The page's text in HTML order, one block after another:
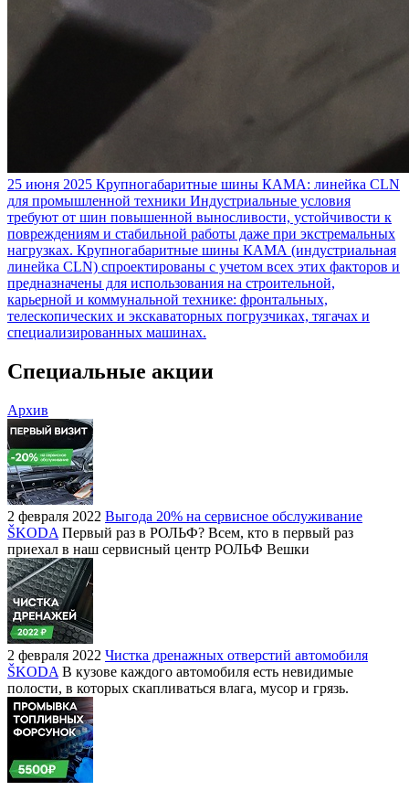
25 июня 2025 Крупногабаритные шины КАМА: линейка CLN
для промышленной техники Индустриальные условия
требуют от шин повышенной выносливости, устойчивости к
повреждениям и стабильной работы даже при экстремальных
нагрузках. Крупногабаритные шины КАМА (индустриальная
линейка CLN) спроектированы с учетом всех этих факторов и
предназначены для использования на строительной,
карьерной и коммунальной технике: фронтальных,
телескопических и экскаваторных погрузчиках, тягачах и
специализированных машинах.
Специальные акции
Архив
2 февраля 2022 Выгода 20% на сервисное обслуживание
ŠKODA Первый раз в РОЛЬФ? Всем, кто в первый раз
приехал в наш сервисный центр РОЛЬФ Вешки
2 февраля 2022 Чистка дренажных отверстий автомобиля
ŠKODA В кузове каждого автомобиля есть невидимые
полости, в которых скапливаться влага, мусор и грязь.